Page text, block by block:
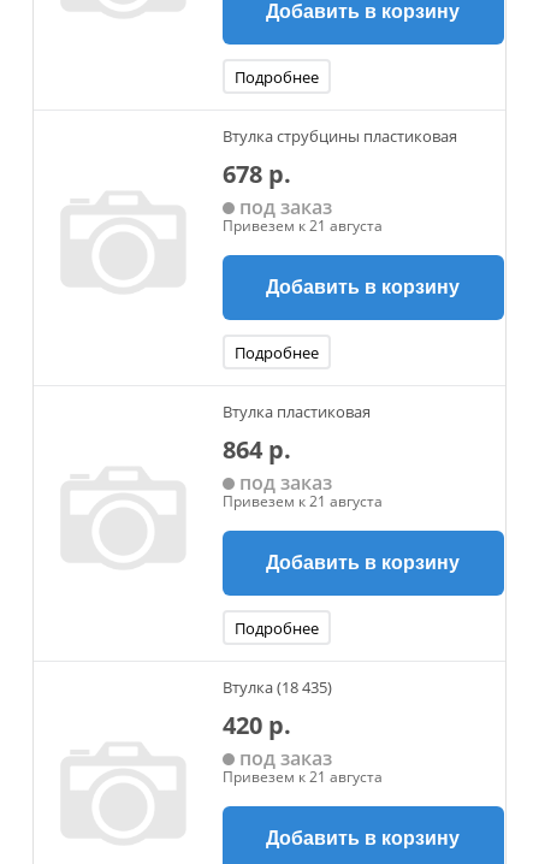
Добавить в корзину
Подробнее
Втулка струбцины пластиковая
678 р.
под заказ
Привезем к 21 августа
Добавить в корзину
Подробнее
Втулка пластиковая
864 р.
под заказ
Привезем к 21 августа
Добавить в корзину
Подробнее
Втулка (18 435)
420 р.
под заказ
Привезем к 21 августа
Добавить в корзину